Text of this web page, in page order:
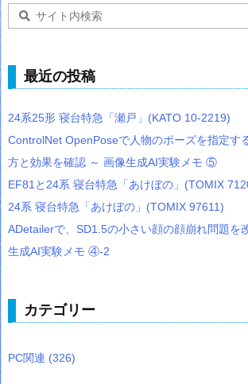
最近の投稿
24系25形 寝台特急「瀬戸」(KATO 10-2219)
ControlNet OpenPoseで人物のポーズを指定
方と効果を確認 ～ 画像生成AI実験メモ ⑤
EF81と24系 寝台特急「あけぼの」(TOMIX
24系 寝台特急「あけぼの」(TOMIX 97611)
ADetailerで、SD1.5の小さい顔の顔崩れ問題を
生成AI実験メモ ④-2
カテゴリー
PC関連 (326)